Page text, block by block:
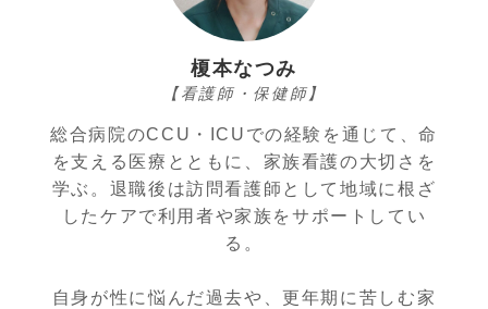
榎本なつみ
【看護師・保健師】
総合病院のCCU・ICUでの経験を通じて、命
を支える医療とともに、家族看護の大切さを
学ぶ。退職後は訪問看護師として地域に根ざ
したケアで利用者や家族をサポートしてい
る。
自身が性に悩んだ過去や、更年期に苦しむ家